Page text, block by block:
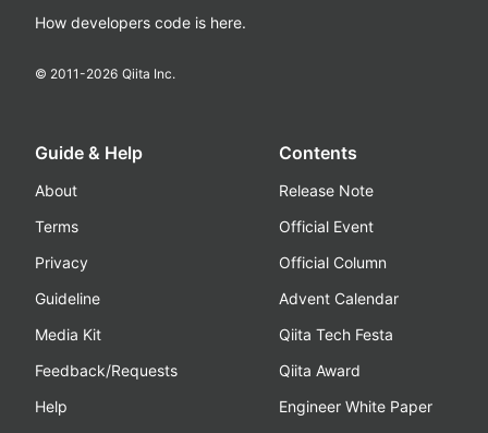
How developers code is here.
© 2011-2026 Qiita Inc.
Guide & Help
About
Terms
Privacy
Guideline
Media Kit
Feedback/Requests
Help
Contents
Release Note
Official Event
Official Column
Advent Calendar
Qiita Tech Festa
Qiita Award
Engineer White Paper